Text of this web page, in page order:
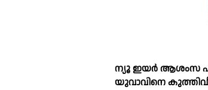
ന്യൂ ഇയർ ആശംസ
യുവാവിനെ